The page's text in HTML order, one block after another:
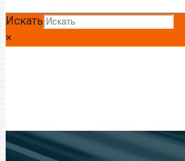
Искать
×